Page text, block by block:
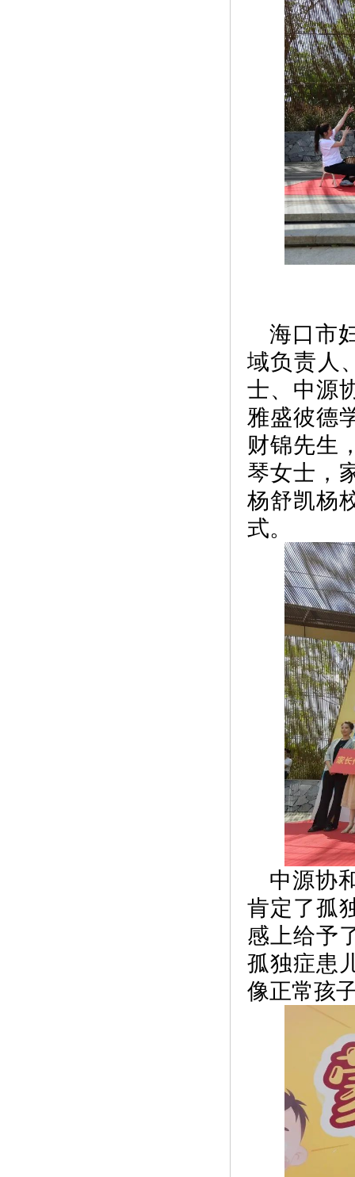
海口市
域负责人
士、中源
雅盛彼德
财锦先生
琴女士，
杨舒凯杨
式。
中源协
肯定了孤
感上给予
孤独症患
像正常孩